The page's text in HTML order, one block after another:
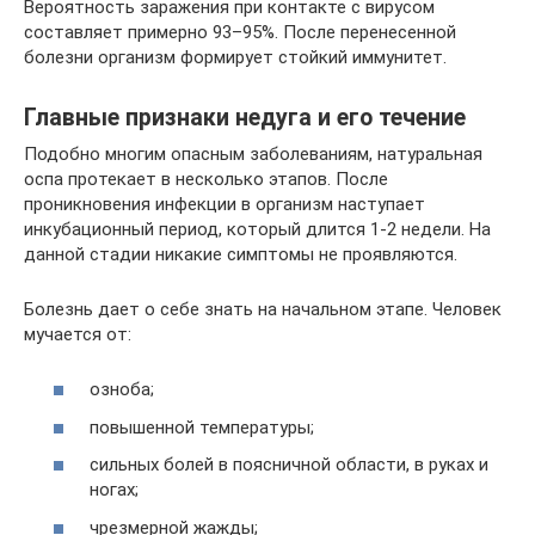
Вероятность заражения при контакте с вирусом
составляет примерно 93–95%. После перенесенной
болезни организм формирует стойкий иммунитет.
Главные признаки недуга и его течение
Подобно многим опасным заболеваниям, натуральная
оспа протекает в несколько этапов. После
проникновения инфекции в организм наступает
инкубационный период, который длится 1-2 недели. На
данной стадии никакие симптомы не проявляются.
Болезнь дает о себе знать на начальном этапе. Человек
мучается от:
озноба;
повышенной температуры;
сильных болей в поясничной области, в руках и
ногах;
чрезмерной жажды;